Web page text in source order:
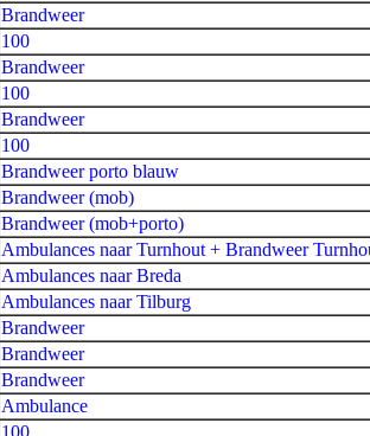
Brandweer
100
Brandweer
100
Brandweer
100
Brandweer porto blauw
Brandweer (mob)
Brandweer (mob+porto)
Ambulances naar Turnhout + Brandweer
Ambulances naar Breda
Ambulances naar Tilburg
Brandweer
Brandweer
Brandweer
Ambulance
100